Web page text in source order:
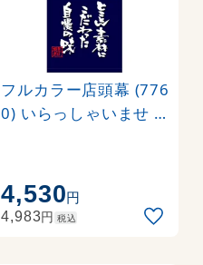
フルカラー店頭幕 (776
0) いらっしゃいませ (
4,530円
4,983円 税込